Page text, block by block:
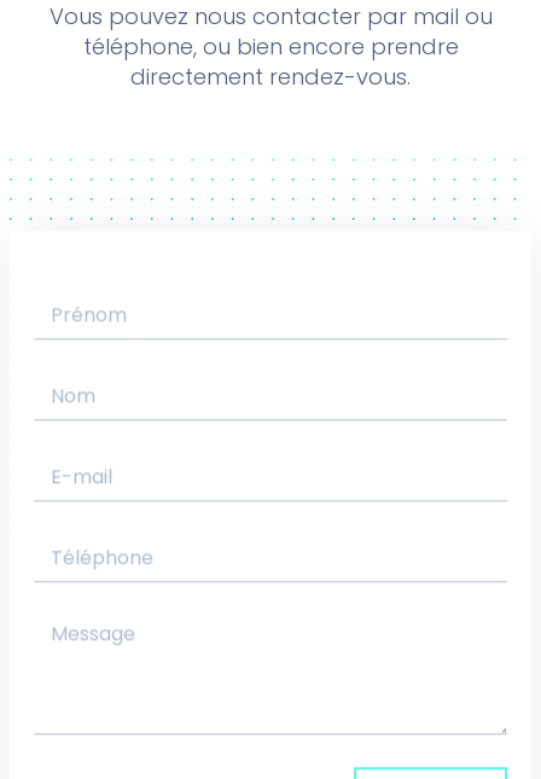
Vous pouvez nous contacter par mail ou
téléphone, ou bien encore prendre
directement rendez-vous.